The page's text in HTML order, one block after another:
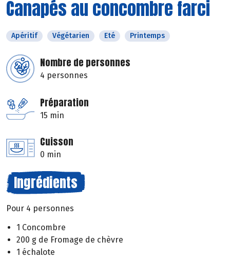
Canapés au concombre farci
Apéritif Végétarien Eté Printemps
Nombre de personnes
4 personnes
Préparation
15 min
Cuisson
0 min
Ingrédients
Pour 4 personnes
1 Concombre
200 g de Fromage de chèvre
1 échalote